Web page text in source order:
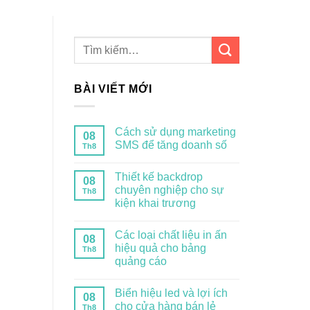
BÀI VIẾT MỚI
08
Th8
Cách sử dụng marketing
SMS để tăng doanh số
08
Th8
Thiết kế backdrop
chuyên nghiệp cho sự
kiện khai trương
08
Th8
Các loại chất liệu in ấn
hiệu quả cho bảng
quảng cáo
08
Th8
Biển hiệu led và lợi ích
cho cửa hàng bán lẻ